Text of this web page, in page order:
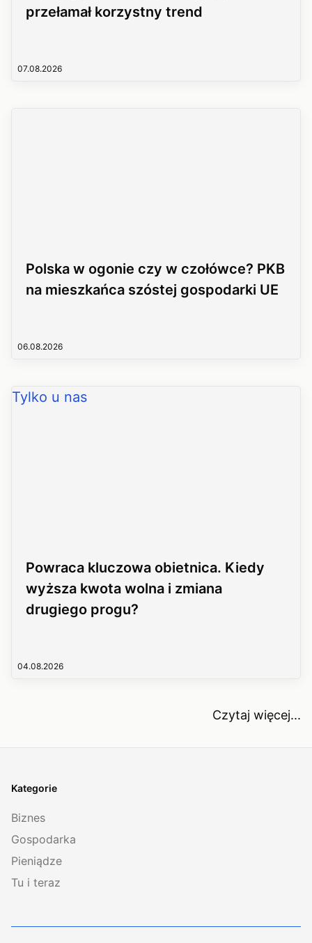
przełamał korzystny trend
07.08.2026
Polska w ogonie czy w czołówce? PKB
na mieszkańca szóstej gospodarki UE
06.08.2026
Tylko u nas
Powraca kluczowa obietnica. Kiedy
wyższa kwota wolna i zmiana
drugiego progu?
04.08.2026
Czytaj więcej...
Kategorie
Biznes
Gospodarka
Pieniądze
Tu i teraz